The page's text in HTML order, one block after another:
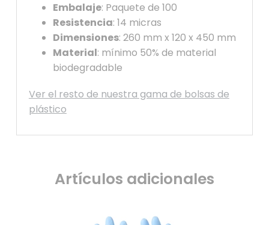
Embalaje: Paquete de 100
Resistencia: 14 micras
Dimensiones: 260 mm x 120 x 450 mm
Material: mínimo 50% de material
biodegradable
Ver el resto de nuestra gama de bolsas de
plástico
Artículos adicionales